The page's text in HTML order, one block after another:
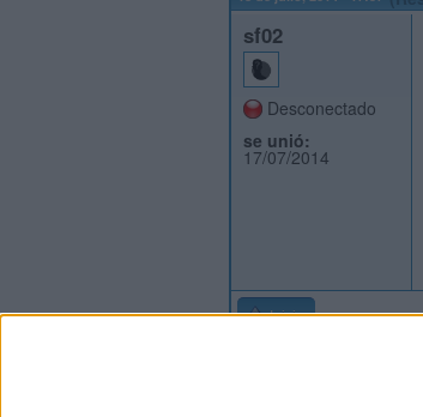
sf02
Desconectado
se unió:
17/07/2014
Inicio